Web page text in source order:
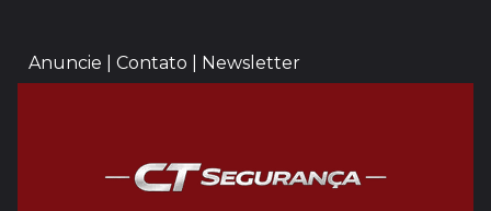
Anuncie | Contato | Newsletter